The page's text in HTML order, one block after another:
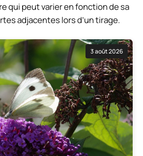
qui peut varier en fonction de sa
adjacentes lors d’un tirage.
3 août 2026